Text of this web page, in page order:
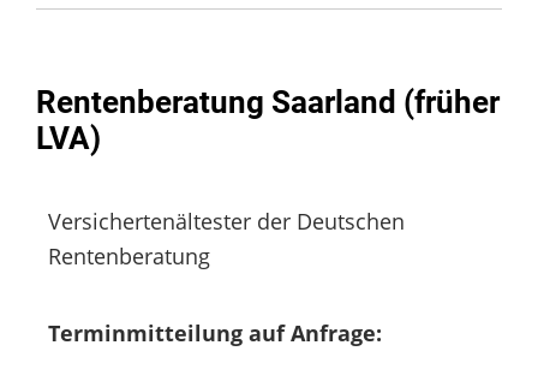
Rentenberatung Saarland (früher
LVA)
Versichertenältester der Deutschen
Rentenberatung
Terminmitteilung auf Anfrage: